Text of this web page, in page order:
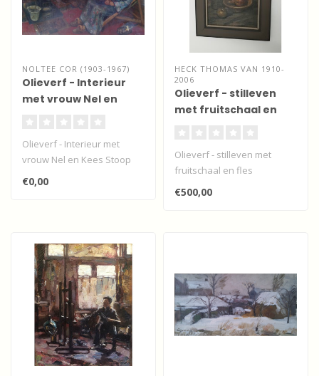
NOLTEE COR (1903-1967)
Olieverf - Interieur
met vrouw Nel en
Olieverf - Interieur met
vrouw Nel en Kees Stoop
€0,00
HECK THOMAS VAN 1910-
2006
Olieverf - stilleven
met fruitschaal en
Olieverf - stilleven met
fruitschaal en fles
€500,00